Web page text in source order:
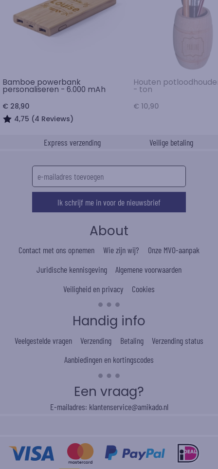
Bamboe powerbank
personaliseren - 6.000 mAh
€ 28,90
4,75 (4 Reviews)
Houten
- ton
€ 10,90
Express verzending Veilige betaling
Ik schrijf me in voor de nieuwsbrief
About
Contact met ons opnemen Wie zijn wij?
Onze MVO-aanpak
Juridische kennisgeving
Algemene voorwaarden
Veiligheid en privacy
Cookies
Handig info
Veelgestelde vragen Verzending Betaling
Verzending status
Aanbiedingen en kortingscodes
Een vraag?
E-mailadres: klantenservice@amikado.nl